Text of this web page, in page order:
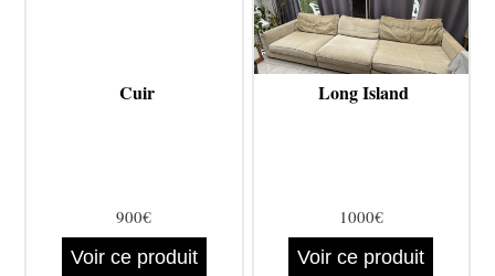
Cuir
900€
Voir ce produit
Long Island
1000€
Voir ce produit